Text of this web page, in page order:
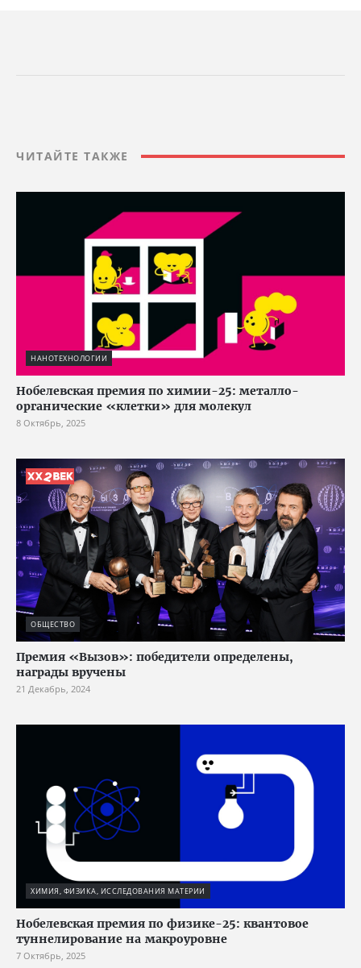
ЧИТАЙТЕ ТАКЖЕ
НАНОТЕХНОЛОГИИ
Нобелевская премия по химии-25: металло-
органические «клетки» для молекул
8 Октябрь, 2025
ОБЩЕСТВО
Премия «Вызов»: победители определены,
награды вручены
21 Декабрь, 2024
ХИМИЯ, ФИЗИКА, ИССЛЕДОВАНИЯ МАТЕРИИ
Нобелевская премия по физике-25: квантовое
туннелирование на макроуровне
7 Октябрь, 2025